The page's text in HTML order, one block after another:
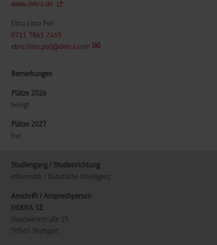
www.dekra.de
Ebru Lima Poli
0711 7861 2465
ebru.lima.poli@dekra.com
belegt
frei
Informatik / Künstliche Intelligenz
DEKRA SE
Handwerkstraße 15
70565 Stuttgart